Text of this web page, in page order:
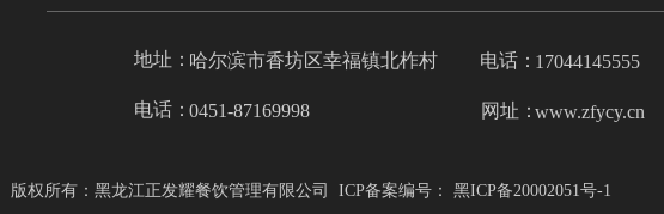
地址：
电话：
电话：
网址：
哈尔滨市香坊区幸福镇北柞村
0451-87169998
17044145555
www.zfycy.cn
版权所有：黑龙江正发耀餐饮管理有限公司  ICP备案编号： 黑ICP备20002051号-1